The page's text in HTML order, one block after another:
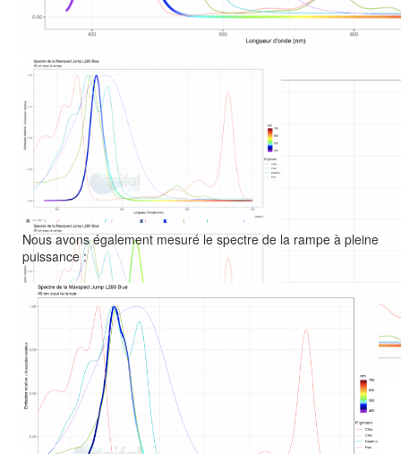
Canal 1
Canal 2
Canal 3
Canal 4
Nous avons également mesuré le spectre de la rampe à pleine
puissance :